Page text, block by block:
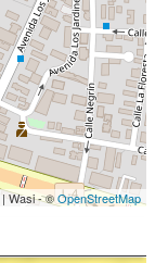
| Wasi - ©OpenStreetMap